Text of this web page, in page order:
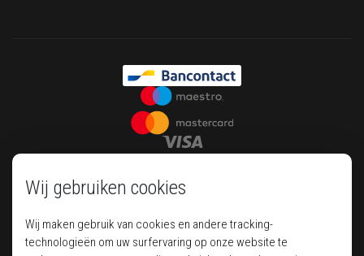
Wij gebruiken cookies
Wij maken gebruik van cookies en andere tracking-
technologieën om uw surfervaring op onze website te